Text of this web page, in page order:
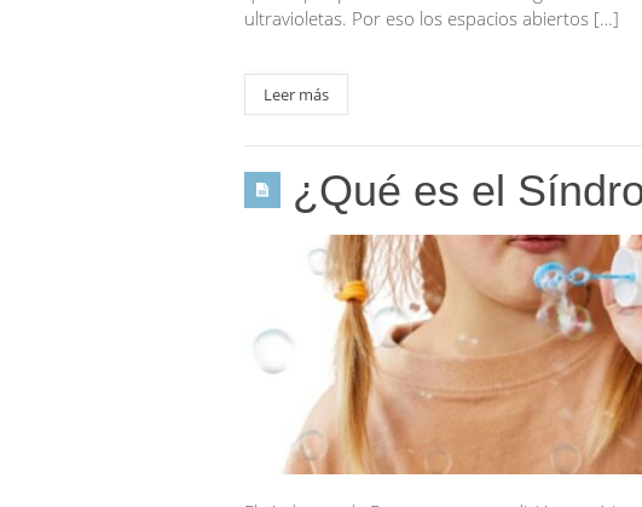
ultravioletas. Por eso los espacios abiertos […]
Leer más
¿Qué es el